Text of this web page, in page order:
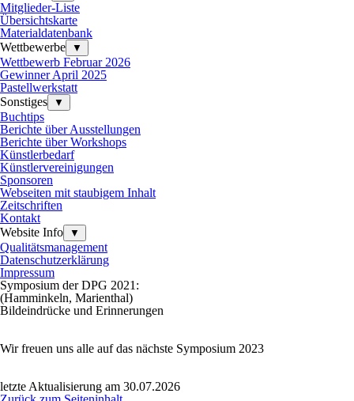
Mitglieder-Liste
Übersichtskarte
Materialdatenbank
Wettbewerbe
▼
Wettbewerb Februar 2026
Gewinner April 2025
Pastellwerkstatt
Sonstiges
▼
Buchtips
Berichte über Ausstellungen
Berichte über Workshops
Künstlerbedarf
Künstlervereinigungen
Sponsoren
Webseiten mit staubigem Inhalt
Zeitschriften
Kontakt
Website Info
▼
Qualitätsmanagement
Datenschutzerklärung
Impressum
Symposium der DPG 2021:
(Hamminkeln, Marienthal)
Bildeindrücke und Erinnerungen
Wir freuen uns alle auf das nächste Symposium 2023
letzte Aktualisierung am 30.07.2026